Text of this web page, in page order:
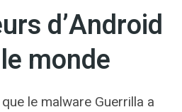
d’Android
monde
le malware Guerrilla a